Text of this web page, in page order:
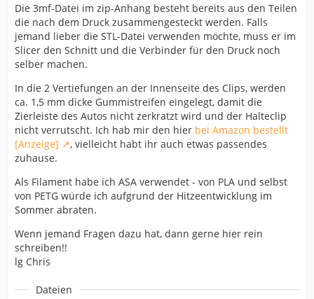
Die 3mf-Datei im zip-Anhang besteht bereits aus den Teilen
die nach dem Druck zusammengesteckt werden. Falls
jemand lieber die STL-Datei verwenden möchte, muss er im
Slicer den Schnitt und die Verbinder für den Druck noch
selber machen.
In die 2 Vertiefungen an der Innenseite des Clips, werden
ca. 1,5 mm dicke Gummistreifen eingelegt, damit die
Zierleiste des Autos nicht zerkratzt wird und der Halteclip
nicht verrutscht. Ich hab mir den hier bei Amazon bestellt
[Anzeige]
, vielleicht habt ihr auch etwas passendes
zuhause.
Als Filament habe ich ASA verwendet - von PLA und selbst
von PETG würde ich aufgrund der Hitzeentwicklung im
Sommer abraten.
Wenn jemand Fragen dazu hat, dann gerne hier rein
schreiben!!
lg Chris
Dateien